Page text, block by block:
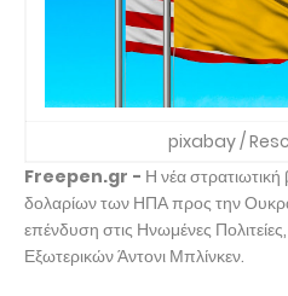
pixabay /
Freepen.gr - Η νέα
δολαρίων των ΗΠΑ προς την
επένδυση στις Ηνωμένες
Εξωτερικών Άντονι Μπλίνκεν.